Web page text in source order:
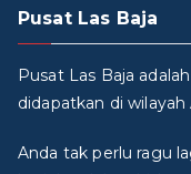
Pusat Las Baja
Pusat Las Baja
didapatkan di wilayah
Anda tak perlu ragu